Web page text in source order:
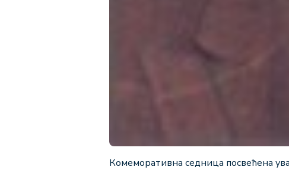
Комеморативна седница посвећена